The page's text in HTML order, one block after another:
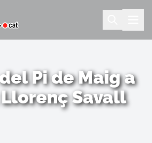
Pi de Maig a
Savall